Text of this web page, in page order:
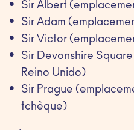
Sir Albert
Sir Adam
Sir Victor
Sir Devonshire
Reino Unido)
Sir Prague
tchèque)